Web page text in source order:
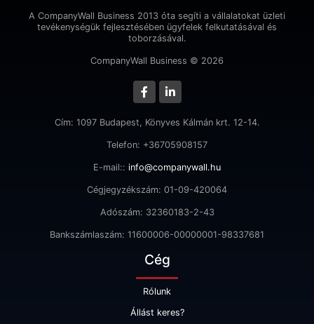
A CompanyWall Business 2013 óta segíti a vállalatokat üzleti
tevékenységük fejlesztésében ügyfelek felkutatásával és
toborzásával.
CompanyWall Business © 2026
Cím: 1097 Budapest, Könyves Kálmán krt. 12-14.
Telefon: +36705908157
E-mail:: info@companywall.hu
Cégjegyzékszám: 01-09-420064
Adószám: 32360183-2-43
Bankszámlaszám: 11600006-00000001-98337681
Cég
Rólunk
Állást keres?